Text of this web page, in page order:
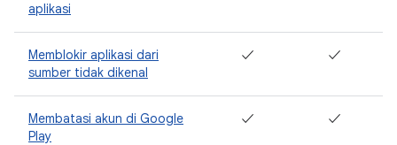
aplikasi
Memblokir aplikasi dari
sumber tidak dikenal
✓ ✓
Membatasi akun di Google
Play
✓ ✓